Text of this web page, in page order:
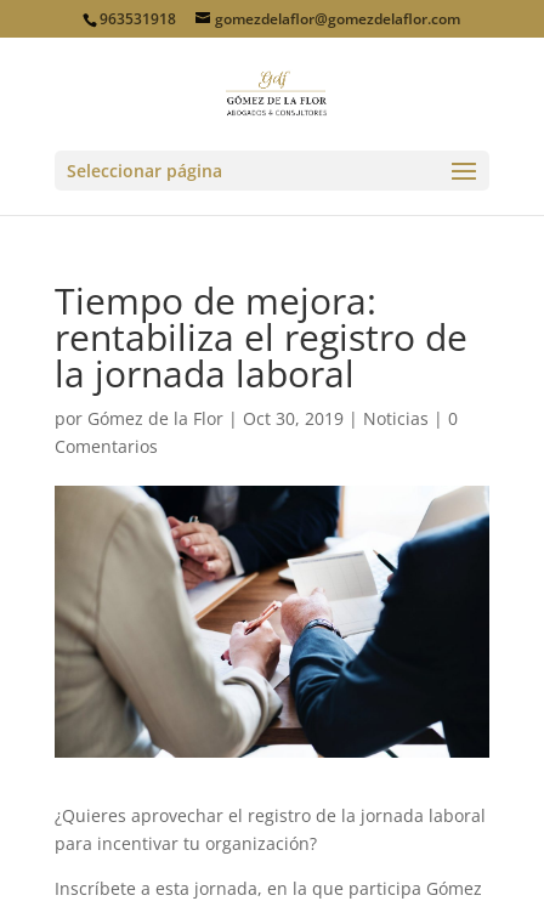
963531918 gomezdelaflor@gomezdelaflor.com
Seleccionar página
Tiempo de mejora:
rentabiliza el registro de
la jornada laboral
por Gómez de la Flor| Oct 30, 2019| Noticias | 0
Comentarios
¿Quieres aprovechar el registro de la jornada laboral
para incentivar tu organización?
Inscríbete a esta jornada, en la que participa Gómez